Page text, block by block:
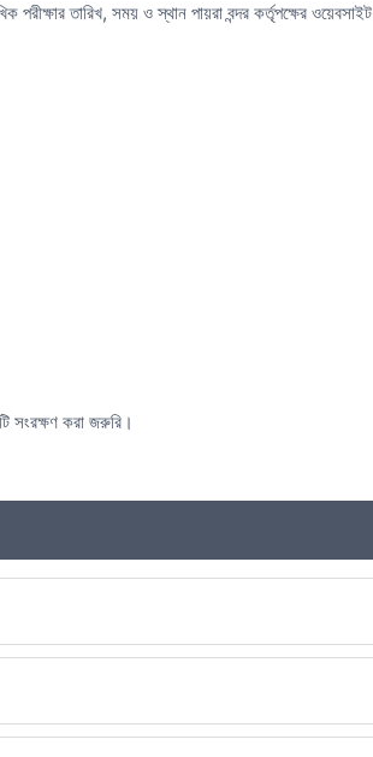
পরীক্ষার তারিখ, সময় ও স্থান পায়রা বন্দর কর্তৃপক্ষের ওয়েবসাইট
সংরক্ষণ করা জরুরি।